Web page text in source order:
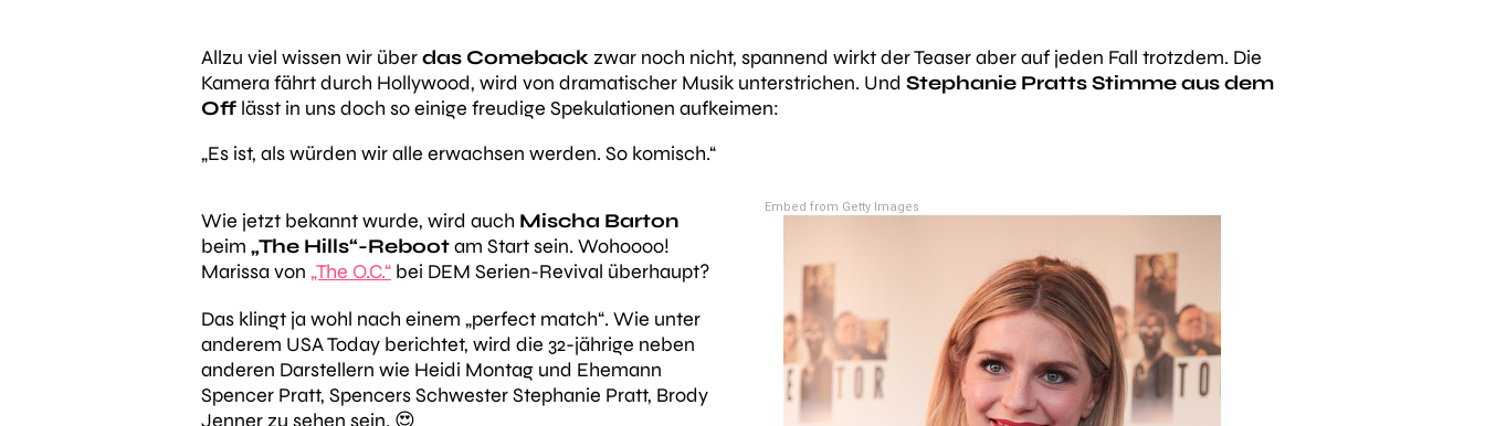
Allzu viel wissen wir überdas Comeback zwar noch nicht, spannend wirkt der Teaser aber auf jeden Fall trotzdem. Die
Kamera fährt durch Hollywood, wird von dramatischer Musik unterstrichen. Und Stephanie Pratts Stimme aus dem
Off lässt in uns doch so einige freudige Spekulationen aufkeimen:
„Es ist, als würden wir alle erwachsen werden. So komisch.“
Wie jetzt bekannt wurde, wird auch Mischa Barton
beim „The Hills“-Rebootam Start sein. Wohoooo!
Marissa von „The O.C.“ bei DEM Serien-Revival überhaupt?
Das klingt ja wohl nach einem „perfect match“. Wie unter
anderem USA Today berichtet, wird die 32-jährige neben
anderen Darstellern wie Heidi Montag und Ehemann
Spencer Pratt, Spencers Schwester Stephanie Pratt, Brody
Jenner zu sehen sein. 😍
Embed from Getty Images